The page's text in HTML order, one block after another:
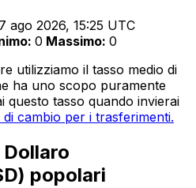
ago 2026, 15:25 UTC
: 0 Massimo: 0
utilizziamo il tasso medio di
ha uno scopo puramente
tasso quando invierai
di cambio per i trasferimenti.
popolari